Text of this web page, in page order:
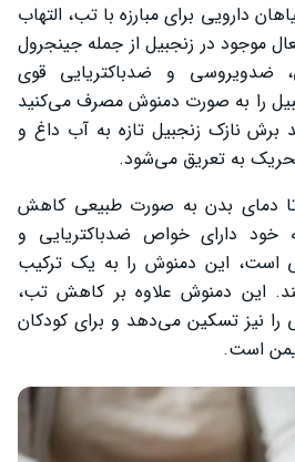
دارویی برای مبارزه با تب، التهاب
موجود در زنجبیل از جمله جینجرول
ضدویروسی و ضدباکتریایی قوی
را به صورت دمنوش مصرف می‌کنید
برش نازک زنجبیل تازه به آب داغ و
به تعریق می‌شود.
دمای بدن به صورت طبیعی کاهش
خود دارای خواص ضدباکتریایی و
است، این دمنوش را به یک ترکیب
این دمنوش علاوه بر کاهش تب،
را نیز تسکین می‌دهد و برای کودکان